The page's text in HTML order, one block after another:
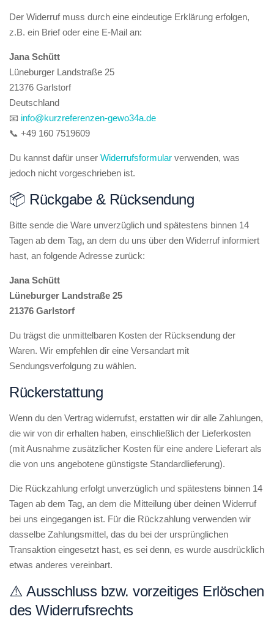
Der Widerruf muss durch eine eindeutige Erklärung erfolgen,
z.B. ein Brief oder eine E-Mail an:
Jana Schütt
Lüneburger Landstraße 25
21376 Garlstorf
Deutschland
📧 info@kurzreferenzen-gewo34a.de
📞 +49 160 7519609
Du kannst dafür unser Widerrufsformular verwenden, was
jedoch nicht vorgeschrieben ist.
📦 Rückgabe & Rücksendung
Bitte sende die Ware unverzüglich und spätestens binnen 14
Tagen ab dem Tag, an dem du uns über den Widerruf informiert
hast, an folgende Adresse zurück:
Jana Schütt
Lüneburger Landstraße 25
21376 Garlstorf
Du trägst die unmittelbaren Kosten der Rücksendung der
Waren. Wir empfehlen dir eine Versandart mit
Sendungsverfolgung zu wählen.
Rückerstattung
Wenn du den Vertrag widerrufst, erstatten wir dir alle Zahlungen,
die wir von dir erhalten haben, einschließlich der Lieferkosten
(mit Ausnahme zusätzlicher Kosten für eine andere Lieferart als
die von uns angebotene günstigste Standardlieferung).
Die Rückzahlung erfolgt unverzüglich und spätestens binnen 14
Tagen ab dem Tag, an dem die Mitteilung über deinen Widerruf
bei uns eingegangen ist. Für die Rückzahlung verwenden wir
dasselbe Zahlungsmittel, das du bei der ursprünglichen
Transaktion eingesetzt hast, es sei denn, es wurde ausdrücklich
etwas anderes vereinbart.
⚠️ Ausschluss bzw. vorzeitiges Erlöschen
des Widerrufsrechts